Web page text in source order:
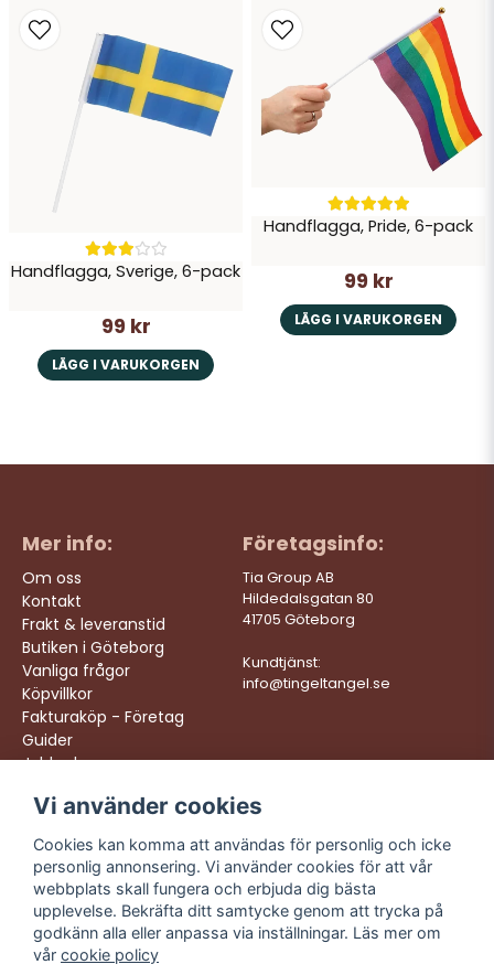
Handflagga, Sverige, 6-pack
99 kr
LÄGG I VARUKORGEN
Handflagga, Pride, 6-pack
99 kr
LÄGG I VARUKORGEN
Mer info:
Om oss
Kontakt
Frakt & leveranstid
Butiken i Göteborg
Vanliga frågor
Köpvillkor
Fakturaköp - Företag
Guider
Jobba hos oss
Företagsinfo:
Tia Group AB
Hildedalsgatan 80
41705 Göteborg
Kundtjänst:
info@tingeltangel.se
Följ oss:
Instagram
Facebook
TikTok
YouTube
Vi levererar:
Snabba leveranser
Trygga köp
Fri frakt över 499:-
Trevlig kundtjänst
Vi använder cookies
Cookies kan komma att användas för personlig och icke
personlig annonsering. Vi använder cookies för att vår
webbplats skall fungera och erbjuda dig bästa
upplevelse. Bekräfta ditt samtycke genom att trycka på
godkänn alla eller anpassa via inställningar. Läs mer om
vår cookie policy